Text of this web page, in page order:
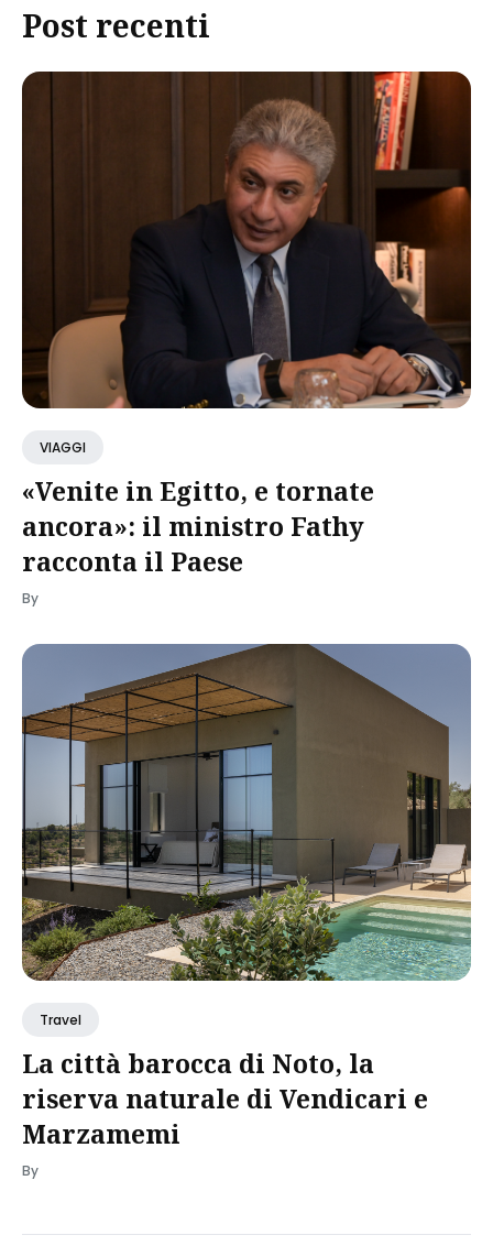
Post recenti
VIAGGI
«Venite in Egitto, e tornate
ancora»: il ministro Fathy
racconta il Paese
By
Travel
La città barocca di Noto, la
riserva naturale di Vendicari e
Marzamemi
By